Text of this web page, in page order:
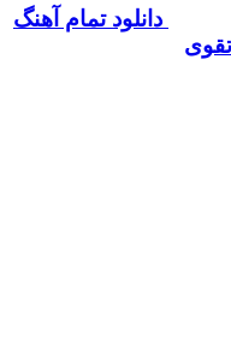
دانلود تمام آهنگ